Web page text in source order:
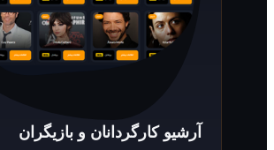
آرشیو کارگردانان و بازیگران